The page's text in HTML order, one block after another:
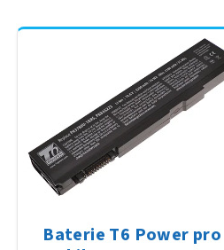
Baterie T6 Power pro